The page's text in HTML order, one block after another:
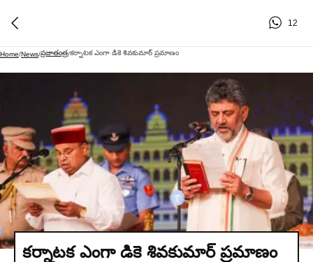
12
Home/News/ప్రజాతంత్ర/కర్నాటక ఎంగా డికె శివకుమార్‌ ప్రమాణం
కర్నాటక ఎంగా డికె శివకుమార్‌ ప్రమాణం